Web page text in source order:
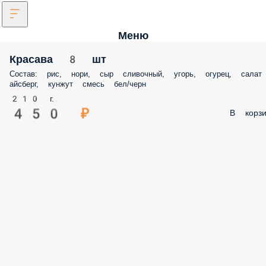
Меню
Красава 8 шт
Состав: рис, нори, сыр сливочный, угорь, огурец, салат
айсберг, кунжут смесь бел/черн
210 г.
450 ₽ В